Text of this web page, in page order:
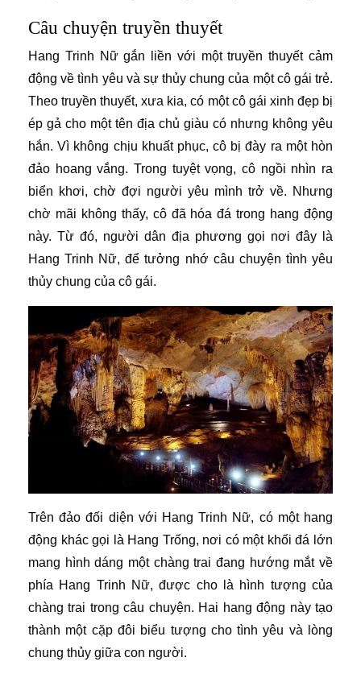
Câu chuyện truyền thuyết
Hang Trinh Nữ gắn liền với một truyền thuyết cảm
động về tình yêu và sự thủy chung của một cô gái trẻ.
Theo truyền thuyết, xưa kia, có một cô gái xinh đẹp bị
ép gả cho một tên địa chủ giàu có nhưng không yêu
hắn. Vì không chịu khuất phục, cô bị đày ra một hòn
đảo hoang vắng. Trong tuyệt vọng, cô ngồi nhìn ra
biển khơi, chờ đợi người yêu mình trở về. Nhưng
chờ mãi không thấy, cô đã hóa đá trong hang động
này. Từ đó, người dân địa phương gọi nơi đây là
Hang Trinh Nữ, để tưởng nhớ câu chuyện tình yêu
thủy chung của cô gái.
Trên đảo đối diện với Hang Trinh Nữ, có một hang
động khác gọi là Hang Trống, nơi có một khối đá lớn
mang hình dáng một chàng trai đang hướng mắt về
phía Hang Trinh Nữ, được cho là hình tượng của
chàng trai trong câu chuyện. Hai hang động này tạo
thành một cặp đôi biểu tượng cho tình yêu và lòng
chung thủy giữa con người.